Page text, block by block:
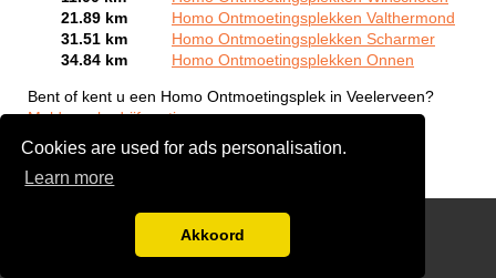
Cookies are used for ads personalisation.
Learn more
Akkoord
21.89 km
Homo Ontmoetingsplekken Valthermond
31.51 km
Homo Ontmoetingsplekken Scharmer
34.84 km
Homo Ontmoetingsplekken Onnen
Bent of kent u een Homo Ontmoetingsplek in Veelerveen?
Meld een bedrijf gratis aan